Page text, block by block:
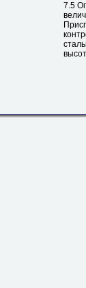
7.5